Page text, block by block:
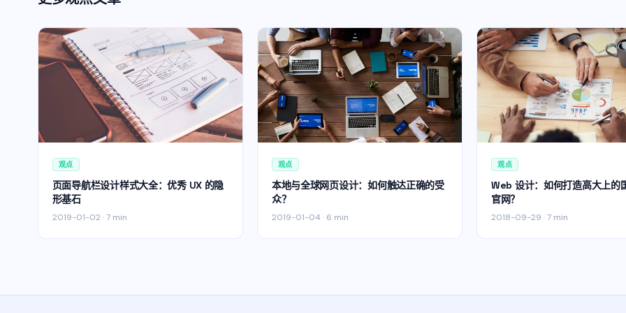
观点
页面导航栏设计样式大全：优秀 UX 的隐
形基石
2019-01-02 ·7 min
观点
本地与全球网页设计：如何触达正确的受
众？
2019-01-04 · 6 min
观点
Web 设计：如何打造高大上的
官网？
2018-09-29 ·7 min